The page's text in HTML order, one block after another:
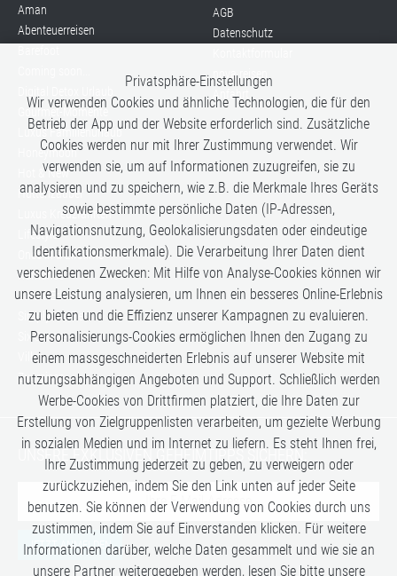
Aman
Abenteuerreisen
Gourmet-Momente
Luxus Familienurlaub
Honeymoon
Hot & New
Hüttenzauber
Luxus Kreuzfahrten
Lifestyle
Once in a Lifetime
Romance
Safari-Erlebnisse
Simply the Best
Six Senses
Villen
Zugreisen
AGB
Datenschutz
nova reisen
Anfahrt
UNSERE EXKLUSIVEN GEHEIMTIPPS SICHERN:
JETZT ANMELDEN
Privatsphäre-Einstellungen
Wir verwenden Cookies und ähnliche Technologien, die für den
Betrieb der App und der Website erforderlich sind. Zusätzliche
Cookies werden nur mit Ihrer Zustimmung verwendet. Wir
verwenden sie, um auf Informationen zuzugreifen, sie zu
analysieren und zu speichern, wie z.B. die Merkmale Ihres Geräts
sowie bestimmte persönliche Daten (IP-Adressen,
Navigationsnutzung, Geolokalisierungsdaten oder eindeutige
Identifikationsmerkmale). Die Verarbeitung Ihrer Daten dient
verschiedenen Zwecken: Mit Hilfe von Analyse-Cookies können wir
unsere Leistung analysieren, um Ihnen ein besseres Online-Erlebnis
zu bieten und die Effizienz unserer Kampagnen zu evaluieren.
Personalisierungs-Cookies ermöglichen Ihnen den Zugang zu
einem massgeschneiderten Erlebnis auf unserer Website mit
nutzungsabhängigen Angeboten und Support. Schließlich werden
Werbe-Cookies von Drittfirmen platziert, die Ihre Daten zur
Erstellung von Zielgruppenlisten verarbeiten, um gezielte Werbung
in sozialen Medien und im Internet zu liefern. Es steht Ihnen frei,
Ihre Zustimmung jederzeit zu geben, zu verweigern oder
zurückzuziehen, indem Sie den Link unten auf jeder Seite
benutzen. Sie können der Verwendung von Cookies durch uns
zustimmen, indem Sie auf Einverstanden klicken. Für weitere
Informationen darüber, welche Daten gesammelt und wie sie an
unsere Partner weitergegeben werden, lesen Sie bitte unsere